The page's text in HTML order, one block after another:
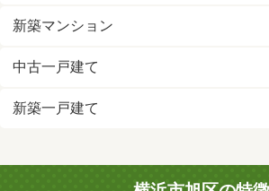
新築マンション
中古一戸建て
新築一戸建て